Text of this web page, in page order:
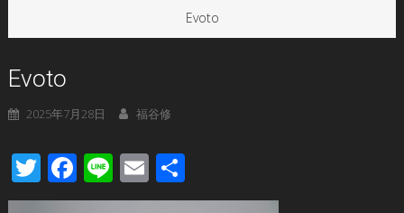
Evoto
Evoto
2025年7月28日 福谷修
Twitter
Facebook
LineEmail
有